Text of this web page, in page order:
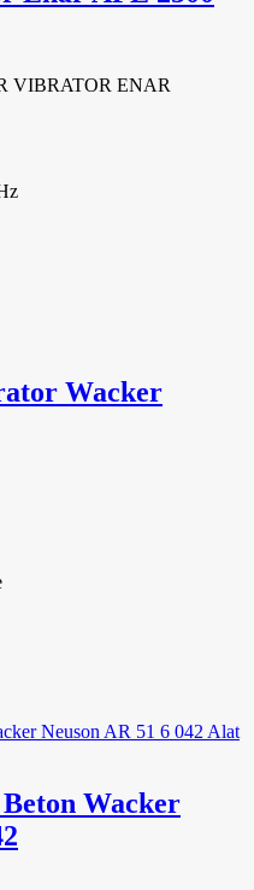
VIBRATOR ENAR
Wacker
Wacker